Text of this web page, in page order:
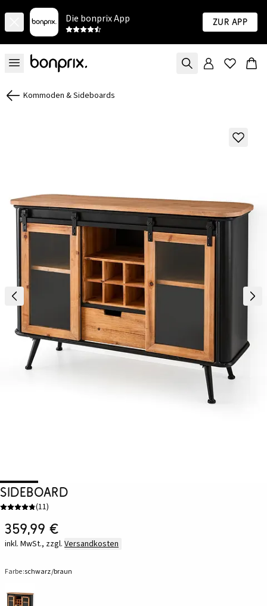
Die bonprix App Zur App
Kommoden & Sideboards
Sideboard
(11)
359,99 €
inkl. MwSt., zzgl. Versandkosten
Farbe:schwarz/braun